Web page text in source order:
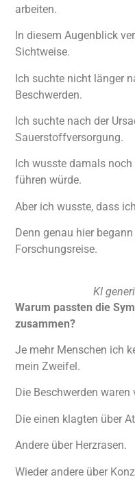
arbeiten.
In diesem Augenblick
Sichtweise.
Ich suchte nicht länger
Beschwerden.
Ich suchte nach der
Sauerstoffversorgung.
Ich wusste damals
führen würde.
Aber ich wusste, dass
Denn genau hier
Forschungsreise.
KI
Warum passten die
zusammen?
Je mehr Menschen ich
mein Zweifel.
Die Beschwerden
Die einen klagten über
Andere über Herzrasen.
Wieder andere über